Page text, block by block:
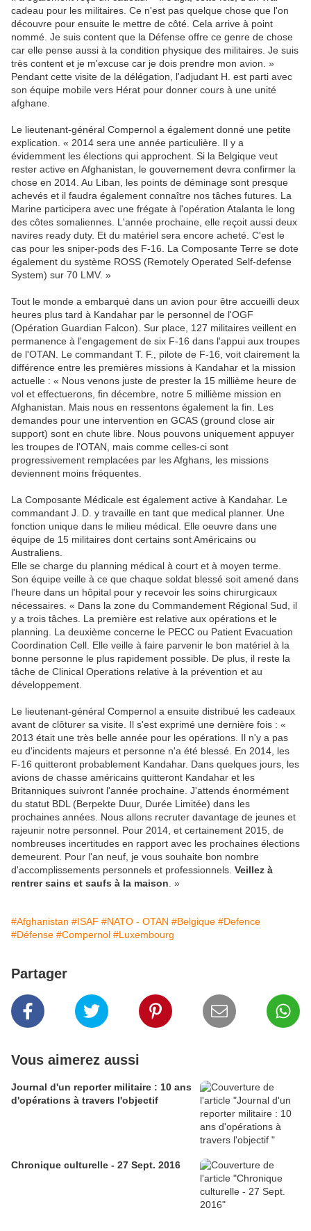
cadeau pour les militaires. Ce n'est pas quelque chose que l'on
découvre pour ensuite le mettre de côté. Cela arrive à point
nommé. Je suis content que la Défense offre ce genre de chose
car elle pense aussi à la condition physique des militaires. Je suis
très content et je m'excuse car je dois prendre mon avion. »
Pendant cette visite de la délégation, l'adjudant H. est parti avec
son équipe mobile vers Hérat pour donner cours à une unité
afghane.
Le lieutenant-général Compernol a également donné une petite
explication. « 2014 sera une année particulière. Il y a
évidemment les élections qui approchent. Si la Belgique veut
rester active en Afghanistan, le gouvernement devra confirmer la
chose en 2014. Au Liban, les points de déminage sont presque
achevés et il faudra également connaître nos tâches futures. La
Marine participera avec une frégate à l'opération Atalanta le long
des côtes somaliennes. L'année prochaine, elle reçoit aussi deux
navires ready duty. Et du matériel sera encore acheté. C'est le
cas pour les sniper-pods des F-16. La Composante Terre se dote
également du système ROSS (Remotely Operated Self-defense
System) sur 70 LMV. »
Tout le monde a embarqué dans un avion pour être accueilli deux
heures plus tard à Kandahar par le personnel de l'OGF
(Opération Guardian Falcon). Sur place, 127 militaires veillent en
permanence à l'engagement de six F-16 dans l'appui aux troupes
de l'OTAN. Le commandant T. F., pilote de F-16, voit clairement la
différence entre les premières missions à Kandahar et la mission
actuelle : « Nous venons juste de prester la 15 millième heure de
vol et effectuerons, fin décembre, notre 5 millième mission en
Afghanistan. Mais nous en ressentons également la fin. Les
demandes pour une intervention en GCAS (ground close air
support) sont en chute libre. Nous pouvons uniquement appuyer
les troupes de l'OTAN, mais comme celles-ci sont
progressivement remplacées par les Afghans, les missions
deviennent moins fréquentes.
La Composante Médicale est également active à Kandahar. Le
commandant J. D. y travaille en tant que medical planner. Une
fonction unique dans le milieu médical. Elle oeuvre dans une
équipe de 15 militaires dont certains sont Américains ou
Australiens.
Elle se charge du planning médical à court et à moyen terme.
Son équipe veille à ce que chaque soldat blessé soit amené dans
l'heure dans un hôpital pour y recevoir les soins chirurgicaux
nécessaires. « Dans la zone du Commandement Régional Sud, il
y a trois tâches. La première est relative aux opérations et le
planning. La deuxième concerne le PECC ou Patient Evacuation
Coordination Cell. Elle veille à faire parvenir le bon matériel à la
bonne personne le plus rapidement possible. De plus, il reste la
tâche de Clinical Operations relative à la prévention et au
développement.
Le lieutenant-général Compernol a ensuite distribué les cadeaux
avant de clôturer sa visite. Il s'est exprimé une dernière fois : «
2013 était une très belle année pour les opérations. Il n'y a pas
eu d'incidents majeurs et personne n'a été blessé. En 2014, les
F-16 quitteront probablement Kandahar. Dans quelques jours, les
avions de chasse américains quitteront Kandahar et les
Britanniques suivront l'année prochaine. J'attends énormément
du statut BDL (Berpekte Duur, Durée Limitée) dans les
prochaines années. Nous allons recruter davantage de jeunes et
rajeunir notre personnel. Pour 2014, et certainement 2015, de
nombreuses incertitudes en rapport avec les prochaines élections
demeurent. Pour l'an neuf, je vous souhaite bon nombre
d'accomplissements personnels et professionnels. Veillez à
rentrer sains et saufs à la maison . »
#Afghanistan #ISAF #NATO - OTAN #Belgique #Defence
#Défense #Compernol #Luxembourg
Partager
Vous aimerez aussi
Journal d'un reporter militaire : 10 ans
d'opérations à travers l'objectif
Chronique culturelle - 27 Sept. 2016